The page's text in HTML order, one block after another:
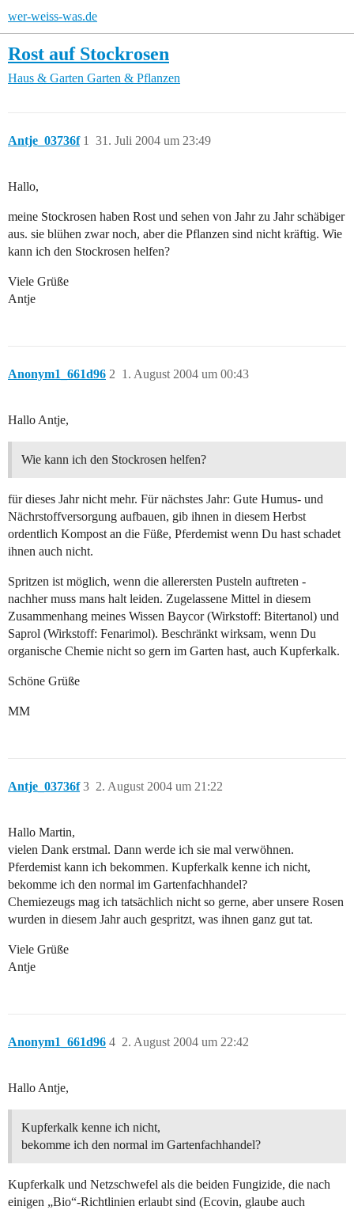
wer-weiss-was.de
Rost auf Stockrosen
Haus & Garten Garten & Pflanzen
Antje_03736f 31. Juli 2004 um 23:49
1
Hallo,
meine Stockrosen haben Rost und sehen von Jahr zu Jahr schäbiger
aus. sie blühen zwar noch, aber die Pflanzen sind nicht kräftig. Wie
kann ich den Stockrosen helfen?
Viele Grüße
Antje
Anonym1_661d96 1. August 2004 um 00:43
2
Hallo Antje,
Wie kann ich den Stockrosen helfen?
für dieses Jahr nicht mehr. Für nächstes Jahr: Gute Humus- und
Nächrstoffversorgung aufbauen, gib ihnen in diesem Herbst
ordentlich Kompost an die Füße, Pferdemist wenn Du hast schadet
ihnen auch nicht.
Spritzen ist möglich, wenn die allerersten Pusteln auftreten -
nachher muss mans halt leiden. Zugelassene Mittel in diesem
Zusammenhang meines Wissen Baycor (Wirkstoff: Bitertanol) und
Saprol (Wirkstoff: Fenarimol). Beschränkt wirksam, wenn Du
organische Chemie nicht so gern im Garten hast, auch Kupferkalk.
Schöne Grüße
MM
Antje_03736f 2. August 2004 um 21:22
3
Hallo Martin,
vielen Dank erstmal. Dann werde ich sie mal verwöhnen.
Pferdemist kann ich bekommen. Kupferkalk kenne ich nicht,
bekomme ich den normal im Gartenfachhandel?
Chemiezeugs mag ich tatsächlich nicht so gerne, aber unsere Rosen
wurden in diesem Jahr auch gespritzt, was ihnen ganz gut tat.
Viele Grüße
Antje
Anonym1_661d96 2. August 2004 um 22:42
4
Hallo Antje,
Kupferkalk kenne ich nicht,
bekomme ich den normal im Gartenfachhandel?
Kupferkalk und Netzschwefel als die beiden Fungizide, die nach
einigen „Bio“-Richtlinien erlaubt sind (Ecovin, glaube auch